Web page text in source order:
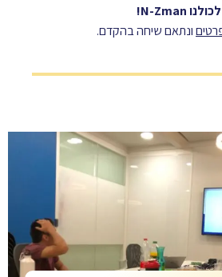
לכולנו N-Zman!
ונתאם שיחה בהקדם.